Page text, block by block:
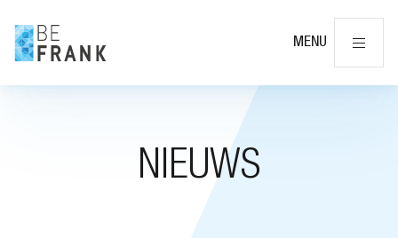
MENU
NIEUWS